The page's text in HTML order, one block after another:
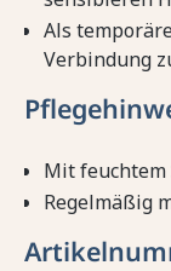
Als
Verbindung
Mit feuchtem
Regelmäßig